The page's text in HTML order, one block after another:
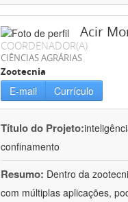
Acir
COORDENADOR(A)
CIÊNCIAS AGRÁRIAS
Zootecnia
E-mail Currículo
Título do Projeto:
confinamento
Resumo: Dentro da
com múltiplas aplicações,